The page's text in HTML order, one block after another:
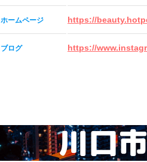
ホームページ https://
ブログ https://